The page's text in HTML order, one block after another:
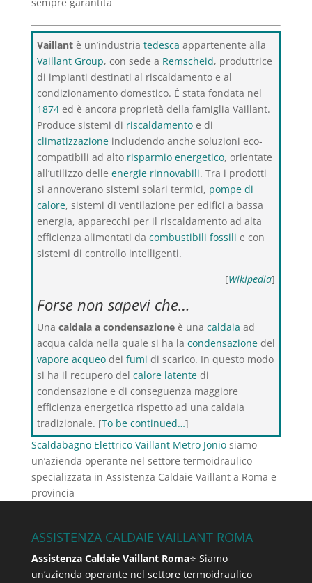
sempre garantita
Vaillantè un’industria tedesca appartenente alla
Vaillant Group, con sede a Remscheid, produttrice
di impianti destinati al riscaldamento e al
condizionamento domestico. È stata fondata nel
1874ed è ancora proprietà della famiglia Vaillant.
Produce sistemi di riscaldamentoe di
climatizzazioneincludendo anche soluzioni eco-
compatibili ad alto risparmio energetico, orientate
all’utilizzo delle energie rinnovabili. Tra i prodotti
si annoverano sistemi solari termici, pompe di
calore, sistemi di ventilazione per edifici a bassa
energia, apparecchi per il riscaldamento ad alta
efficienza alimentati da combustibili fossili e con
sistemi di controllo intelligenti.
[Wikipedia]
Forse non sapevi che…
Una caldaia a condensazioneè una caldaia ad
acqua calda nella quale si ha la condensazionedel
vapore acqueodei fumi di scarico. In questo modo
si ha il recupero del calore latentedi
condensazione e di conseguenza maggiore
efficienza energetica rispetto ad una caldaia
tradizionale. [To be continued…]
Scaldabagno Elettrico Vaillant Metro Joniosiamo
un’azienda operante nel settore termoidraulico
specializzata in Assistenza Caldaie Vaillant a Roma e
provincia
ASSISTENZA CALDAIE VAILLANT ROMA
Assistenza Caldaie Vaillant Roma⭐ Siamo
un’azienda operante nel settore termoidraulico